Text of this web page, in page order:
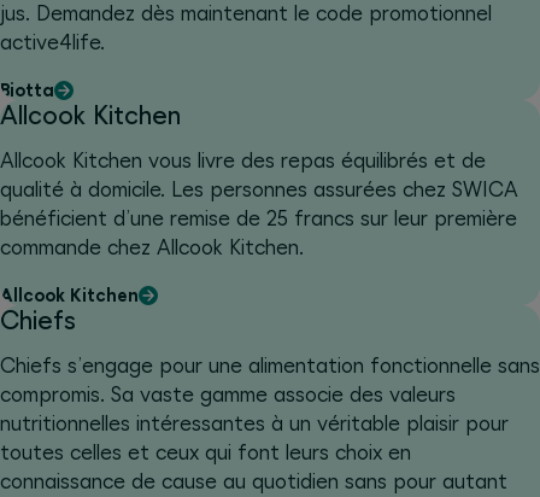
jus. Demandez dès maintenant le code promotionnel
active4life.
Biotta
Allcook Kitchen
Allcook Kitchen vous livre des repas équilibrés et de
qualité à domicile. Les personnes assurées chez SWICA
bénéficient d’une remise de 25 francs sur leur première
commande chez Allcook Kitchen.
Allcook Kitchen
Chiefs
Chiefs s’engage pour une alimentation fonctionnelle sans
compromis. Sa vaste gamme associe des valeurs
nutritionnelles intéressantes à un véritable plaisir pour
toutes celles et ceux qui font leurs choix en
connaissance de cause au quotidien sans pour autant